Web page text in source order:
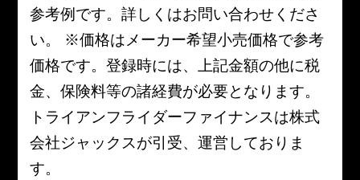
参考例です。詳しくはお問い合わせくださ
い。 ※価格はメーカー希望小売価格で参考
価格です。登録時には、上記金額の他に税
金、保険料等の諸経費が必要となります。
トライアンフライダーファイナンスは株式
会社ジャックスが引受、運営しておりま
す。